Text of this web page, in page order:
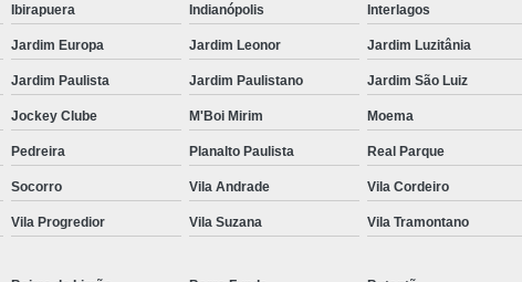
Ibirapuera Indianópolis Interlagos
Jardim Europa Jardim Leonor Jardim Luzitânia
Jardim Paulista Jardim Paulistano Jardim São Luiz
Jockey Clube M'Boi Mirim Moema
Pedreira Planalto Paulista Real Parque
Socorro Vila Andrade Vila Cordeiro
Vila Progredior Vila Suzana Vila Tramontano